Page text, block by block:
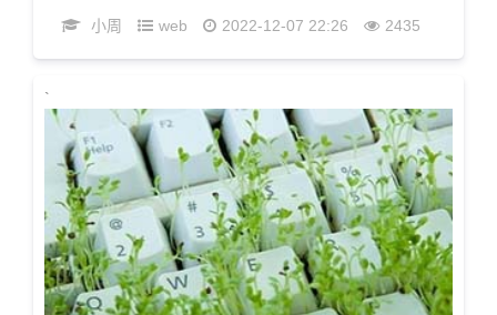
小周 web 2022-12-07 22:26 2435
`